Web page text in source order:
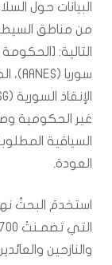
البيانات حول
من مناطق
غير الحكومية
السياقية
العودة.
استخدمَ البحثُ